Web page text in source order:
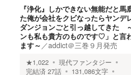
『浄化』しかできない無能だと馬
た俺が会社をクビなったらヤンデ
ダンジョンごと引っ越してきた
ンも私も貴方のものです♡」と言
ます～ ／addict＠三巻９月発売
★1,022
現代ファンタジー
完結済 27話 131,086文字